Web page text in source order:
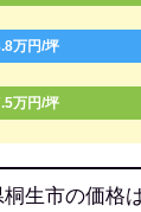
万円/坪
万円/坪
桐生市の価格